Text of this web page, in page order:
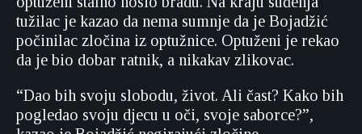
tužilac je kazao da nema sumnje da je Bojadžić
počinilac zločina iz optužnice. Optuženi je rekao
da je bio dobar ratnik, a nikakav zlikovac.
“Dao bih svoju slobodu, život. Ali čast? Kako bih
pogledao svoju djecu u oči, svoje saborce?”,